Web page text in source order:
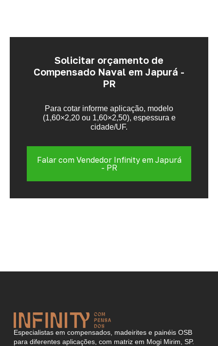
Solicitar orçamento de
Compensado Naval em Japurá -
PR
Para cotar informe aplicação, modelo
(1,60×2,20 ou 1,60×2,50), espessura e
cidade/UF.
Falar com Vendedor Infinity em Japurá
- PR
Especialistas em compensados, madeirites e painéis OSB
para diferentes aplicações, com matriz em Mogi Mirim, SP.